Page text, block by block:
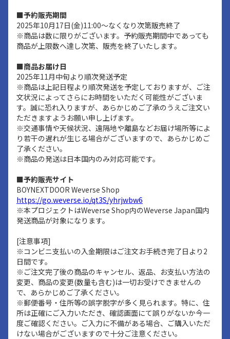
■予約販売期間
2025年10月17日(金)11:00～なくなり次第販売終了
※商品は数に限りがございます。予約販売期間中であっても
商品が上限数へ達し次第、販売を終了いたします。
■商品お届け日
2025年11月中旬より順次発送予定
※商品は上記日程より順次発送を予定しておりますが、ご注
文状況によってさらにお時間をいただく可能性がございま
す。誠に恐れ入りますが、あらかじめご了承のうえご注文い
ただきますようお願い申し上げます。
※交通事情や天候状況、遠隔地や離島などお届け場所等によ
り若干の遅れが生じる場合がございますので、あらかじめご
了承ください。
※商品の発送は日本国内のみ対応可能です。
■予約販売サイト
BOYNEXTDOOR Weverse Shop
https://go.weverse.io/qt3S/yhrjwbw6
※本プロジェクトはWeverse Shop内のWeverse Japan国内
発送商品が対象になります。
[注意事項]
※コンビニ支払いの入金期限はご注文お手続き完了日より2
日間です。
※ご注文完了後の商品のキャンセル、返品、お支払い方法の
変更、商品の変更(数量も含む)は一切お受けできませんの
で、あらかじめご了承ください。
※郵便番号・住所等の誤字脱字が多く見られます。特に、住
所は正確にご入力いただき、確認画面にて誤りがないか今一
度ご確認ください。ご入力に不備がある場合、ご購入いただ
けない場合がございますので十分ご注意ください。